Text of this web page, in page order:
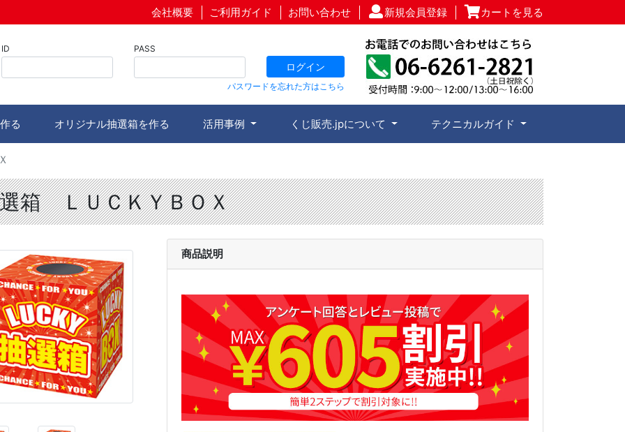
会社概要 ご利用ガイド お問い合わせ 新規会員登録 カートを見る
ID PASS
ログイン
パスワードを忘れた方はこちら
る オリジナル抽選箱を作る 活用事例 くじ販売.jpについて テクニカルガイド
箱 ＬＵＣＫＹＢＯＸ
商品説明